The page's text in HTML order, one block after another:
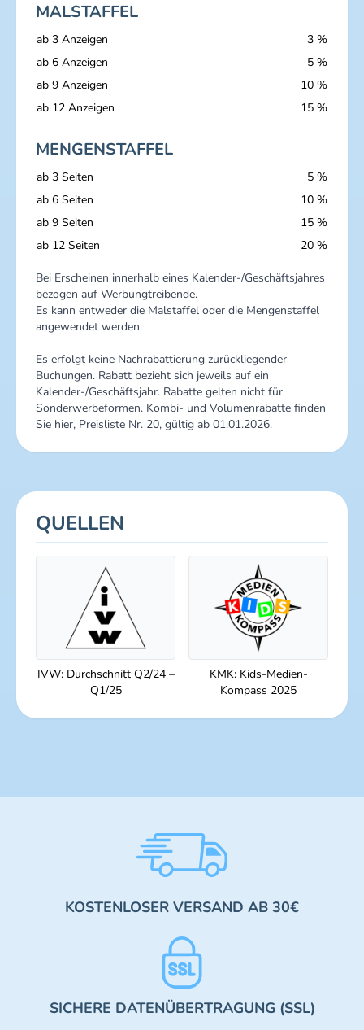
MALSTAFFEL
ab 3 Anzeigen
3 %
ab 6 Anzeigen
5 %
ab 9 Anzeigen
10 %
ab 12 Anzeigen
15 %
MENGENSTAFFEL
ab 3 Seiten
5 %
ab 6 Seiten
10 %
ab 9 Seiten
15 %
ab 12 Seiten
20 %
Bei Erscheinen innerhalb eines Kalender-/Geschäftsjahres
bezogen auf Werbungtreibende.
Es kann entweder die Malstaffel oder die Mengenstaffel
angewendet werden.
Es erfolgt keine Nachrabattierung zurückliegender
Buchungen. Rabatt bezieht sich jeweils auf ein
Kalender-/Geschäftsjahr. Rabatte gelten nicht für
Sonderwerbeformen. Kombi- und Volumenrabatte finden
Sie hier, Preisliste Nr. 20, gültig ab 01.01.2026.
QUELLEN
IVW: Durchschnitt Q2/24 –
Q1/25
KMK: Kids-Medien-
Kompass 2025
KOSTENLOSER VERSAND AB 30€
SICHERE DATENÜBERTRAGUNG (SSL)